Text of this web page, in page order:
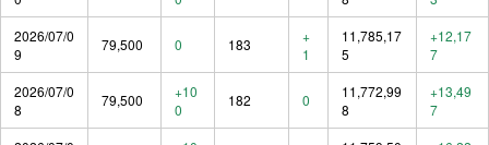
2026/07/0
9
79,500 0 183
+
1
11,785,17
5
+12,17
7
2026/07/0
8
79,500
+10
0
182 0
11,772,99
8
+13,49
7